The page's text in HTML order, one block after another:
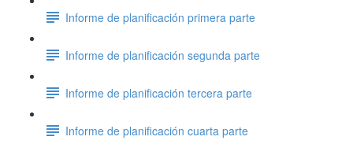
Informe de planificación primera parte
Informe de planificación segunda parte
Informe de planificación tercera parte
Informe de planificación cuarta parte